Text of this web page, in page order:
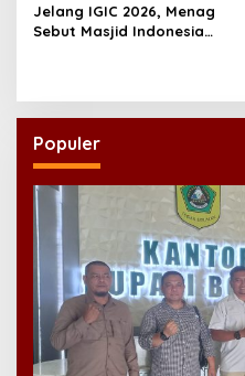
Jelang IGIC 2026, Menag
Sebut Masjid Indonesia
Populer